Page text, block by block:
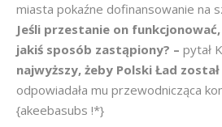
miasta pokaźne dofinansowanie na
Jeśli przestanie on
jakiś sposób zastąpiony? – pytał
najwyższy, żeby Polski Ład
odpowiadała mu przewodnicząca
{akeebasubs !*}